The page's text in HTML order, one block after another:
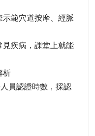
範穴道按摩、經脈
疾病，課堂上就能
析
員認證時數，採認